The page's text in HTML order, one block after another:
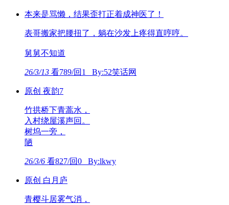
本来是骂懒，结果歪打正着成神医了！
表哥搬家把腰扭了，躺在沙发上疼得直哼哼。
舅舅不知道
26/3/13 看789/回1 By:52笑话网
原创 夜韵7
竹拱桥下青蒿水，
入村绕屋溪声回。
树坞一旁，
陋
26/3/6 看827/回0 By:lkwy
原创 白月庐
青樱斗居雾气消，